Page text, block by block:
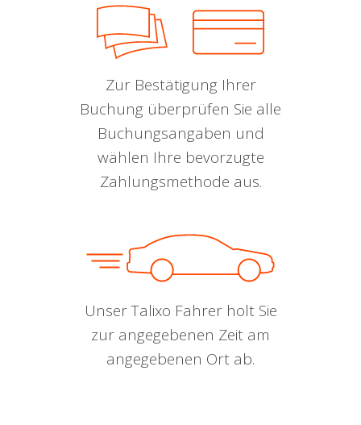
Zur Bestätigung Ihrer
Buchung überprüfen Sie alle
Buchungsangaben und
wählen Ihre bevorzugte
Zahlungsmethode aus.
Unser Talixo Fahrer holt Sie
zur angegebenen Zeit am
angegebenen Ort ab.